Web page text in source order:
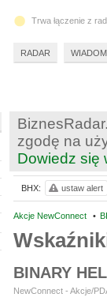
zgodę na
Dowiedz się
Akcje NewConnect •
BINARY
NewConnect - Akcje/
BHX: ustaw alert
32
Trwa łączenie z
RADAR